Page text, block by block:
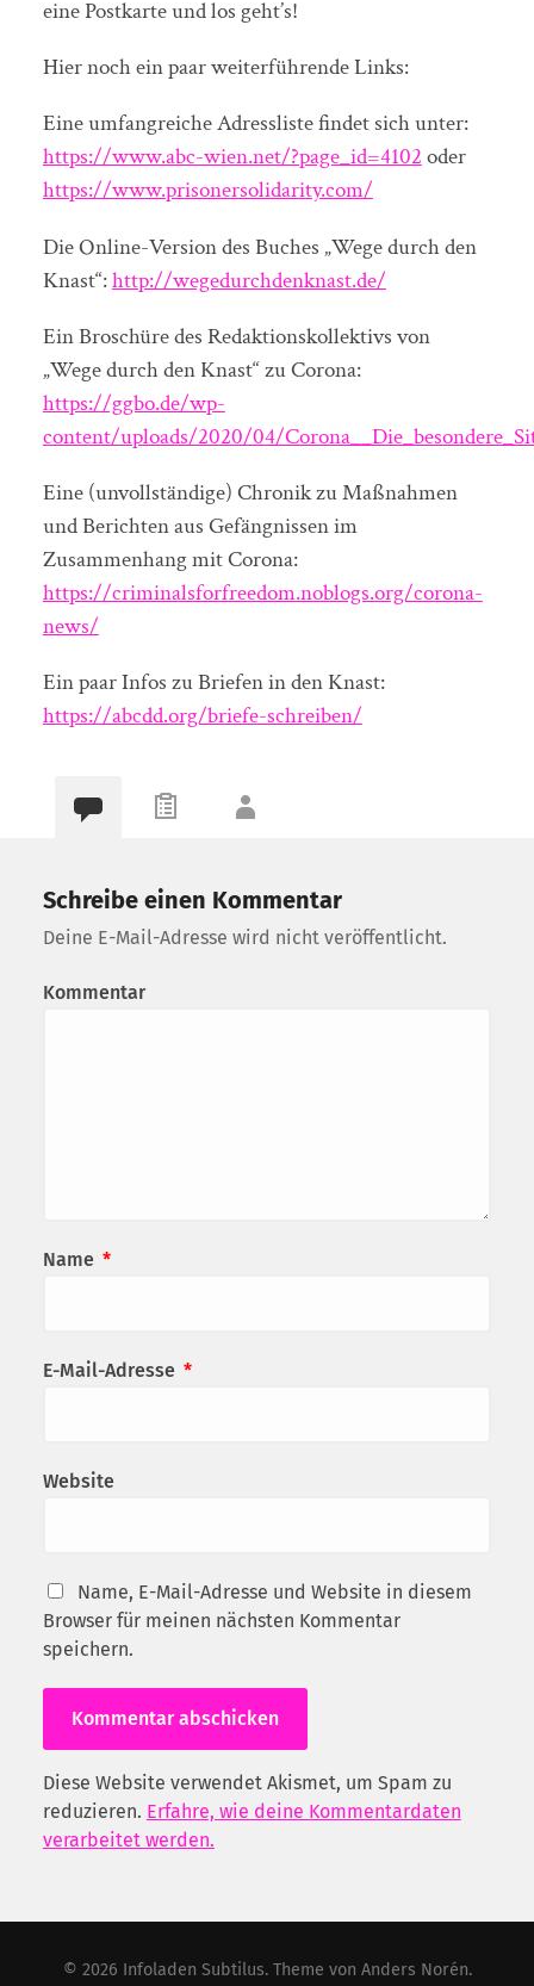
eine Postkarte und los geht’s!
Hier noch ein paar weiterführende Links:
Eine umfangreiche Adressliste findet sich unter:
https://www.abc-wien.net/?page_id=4102oder
https://www.prisonersolidarity.com/
Die Online-Version des Buches „Wege durch den
Knast“:http://wegedurchdenknast.de/
Ein Broschüre des Redaktionskollektivs von
„Wege durch den Knast“ zu Corona:
https://ggbo.de/wp-
content/uploads/2020/04/
Eine (unvollständige) Chronik zu Maßnahmen
und Berichten aus Gefängnissen im
Zusammenhang mit Corona:
https://criminalsforfreedom.noblogs.org/corona-
news/
Ein paar Infos zu Briefen in den Knast:
https://abcdd.org/briefe-schreiben/
Schreibe einen Kommentar
Deine E-Mail-Adresse wird nicht veröffentlicht.
Kommentar
Name *
E-Mail-Adresse *
Website
Name, E-Mail-Adresse und Website in diesem
Browser für meinen nächsten Kommentar
speichern.
Diese Website verwendet Akismet, um Spam zu
reduzieren. Erfahre, wie deine Kommentardaten
verarbeitet werden.
© 2026 Infoladen Subtilus. Theme von Anders Norén.